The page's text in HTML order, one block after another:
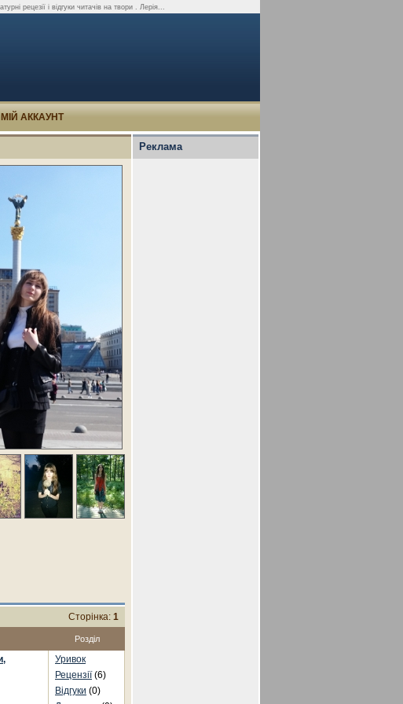
рецезії і відгуки читачів на твори . Лерія...
МІЙ АККАУНТ
Сторінка: 1
Розділ
Уривок
Рецензії(6)
Відгуки (0)
Реклама